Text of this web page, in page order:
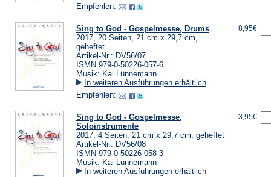
Empfehlen:
Sing to God - Gospelmesse, Drums
2017, 20 Seiten, 21 cm x 29,7 cm,
geheftet
Artikel-Nr.: DV56/07
ISMN 979-0-50226-057-6
Musik: Kai Lünnemann
In weiteren Ausführungen erhältlich
Empfehlen:
8,95€
Sing to God - Gospelmesse,
Soloinstrumente
2017, 4 Seiten, 21 cm x 29,7 cm, geheftet
Artikel-Nr.: DV56/08
ISMN 979-0-50226-058-3
Musik: Kai Lünnemann
In weiteren Ausführungen erhältlich
3,95€